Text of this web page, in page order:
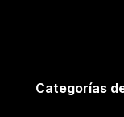
Categorías